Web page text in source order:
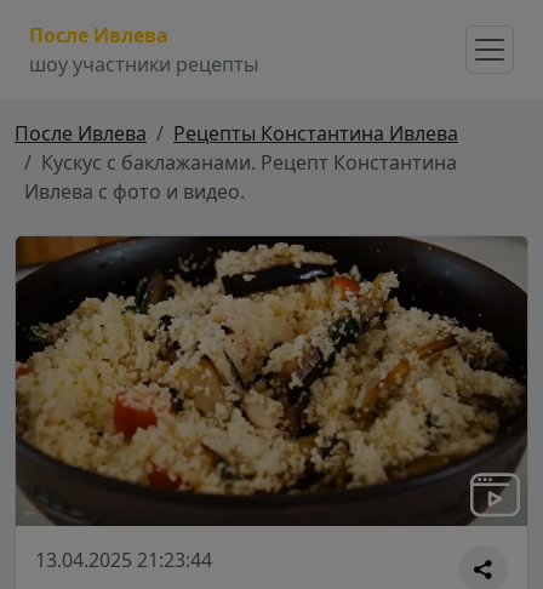
После Ивлева
шоу участники рецепты
После Ивлева
Рецепты Константина Ивлева
Кускус с баклажанами. Рецепт Константина
Ивлева с фото и видео.
13.04.2025 21:23:44